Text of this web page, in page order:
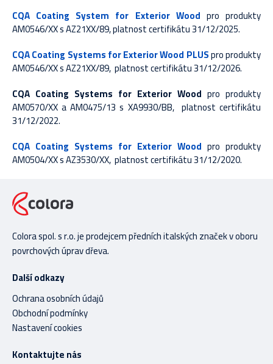
CQA Coating System for Exterior Wood pro produkty
AM0546/XX s AZ21XX/89, platnost certifikátu 31/12/2025.
CQA Coating Systems for Exterior Wood PLUSpro produkty
AM0546/XX s AZ21XX/89, platnost certifikátu 31/12/2026.
CQA Coating Systems for Exterior Wood pro produkty
AM0570/XX a AM0475/13 s XA9930/BB, platnost certifikátu
31/12/2022.
CQA Coating Systems for Exterior Wood pro produkty
AM0504/XX s AZ3530/XX, platnost certifikátu 31/12/2020.
Colora spol. s r.o. je prodejcem předních italských značek v oboru
povrchových úprav dřeva.
Další odkazy
Ochrana osobních údajů
Obchodní podmínky
Nastavení cookies
Kontaktujte nás